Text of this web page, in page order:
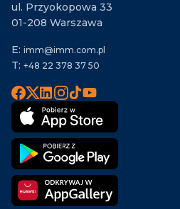
ul. Przyokopowa 33
01-208 Warszawa
E: imm@imm.com.pl
T: +48 22 378 37 50